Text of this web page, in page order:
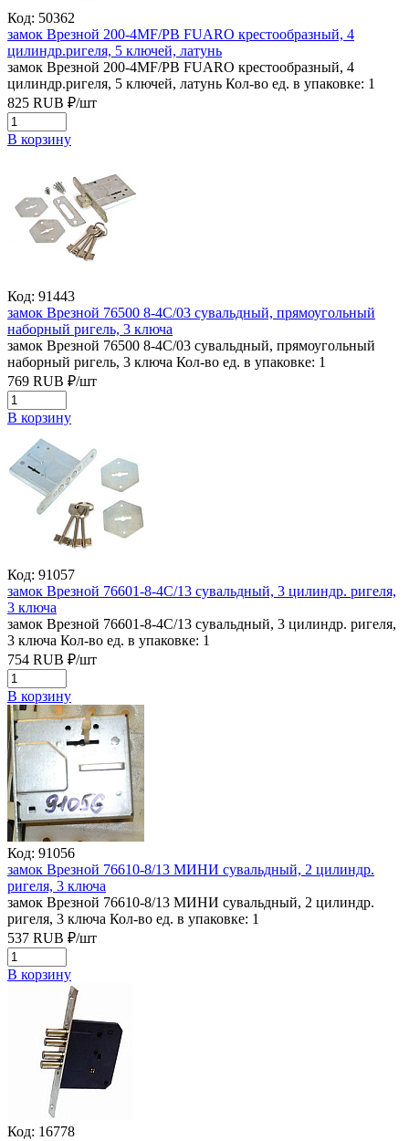
Код: 50362
замок Врезной 200-4MF/PB FUARO крестообразный, 4
цилиндр.ригеля, 5 ключей, латунь
замок Врезной 200-4MF/PB FUARO крестообразный, 4
цилиндр.ригеля, 5 ключей, латунь Кол-во ед. в упаковке: 1
825 RUB ₽/шт
В корзину
Код: 91443
замок Врезной 76500 8-4С/03 сувальдный, прямоугольный
наборный ригель, 3 ключа
замок Врезной 76500 8-4С/03 сувальдный, прямоугольный
наборный ригель, 3 ключа Кол-во ед. в упаковке: 1
769 RUB ₽/шт
В корзину
Код: 91057
замок Врезной 76601-8-4С/13 сувальдный, 3 цилиндр. ригеля,
3 ключа
замок Врезной 76601-8-4С/13 сувальдный, 3 цилиндр. ригеля,
3 ключа Кол-во ед. в упаковке: 1
754 RUB ₽/шт
В корзину
Код: 91056
замок Врезной 76610-8/13 МИНИ сувальдный, 2 цилиндр.
ригеля, 3 ключа
замок Врезной 76610-8/13 МИНИ сувальдный, 2 цилиндр.
ригеля, 3 ключа Кол-во ед. в упаковке: 1
537 RUB ₽/шт
В корзину
Код: 16778